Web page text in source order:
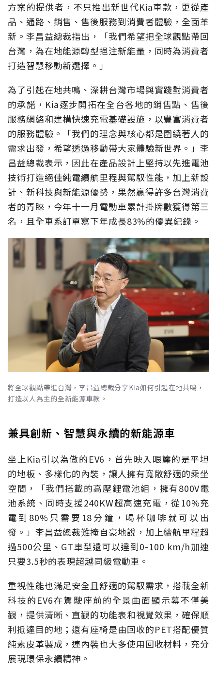
方案的提供者，不只推出新世代Kia車款，更從產
品、通路、銷售、售後服務到消費者體驗，全面革
新。李昌益總裁指出，「我們希望把全球觀點帶回
台灣，為在地能源轉型挹注新能量，同時為消費者
打造智慧移動新選擇。」
為了引起在地共鳴、深耕台灣市場與實踐對消費者
的承諾，Kia逐步開拓在全台各地的銷售點、售後
服務網絡和建構快速充電基礎設施，以豐富消費者
的服務體驗。「我們的理念與核心都是圍繞著人的
需求出發，希望透過移動帶大家體驗新世界。」李
昌益總裁表示，因此在產品設計上堅持以先進電池
技術打造絕佳純電續航里程與駕馭性能，加上新設
計、新科技與新能源優勢，果然贏得許多台灣消費
者的青睞，今年十一月電動車累計掛牌數獲得第三
名，且全車系訂單寫下年成長83%的優異紀錄。
將全球觀點帶進台灣，李昌益總裁分享Kia如何引起在地共鳴，
打造以人為主的全新能源車款。
兼具創新、智慧與永續的新能源車
坐上Kia引以為傲的EV6，首先映入眼簾的是平坦
的地板、多樣化的內裝，讓人擁有寬敞舒適的乘坐
空間，「我們搭載的高壓鋰電池組，擁有800V電
池系統、同時支援240KW超高速充電，從10%充
電到80%只需要18分鐘，喝杯咖啡就可以出
發。」李昌益總裁難掩自豪地說，加上續航里程超
過500公里、GT車型還可以達到0-100 km/h加速
只要3.5秒的表現超越同級電動車。
重視性能也滿足安全且舒適的駕馭需求，搭載全新
科技的EV6在駕駛座前的全景曲面顯示幕不僅美
觀，提供清晰、直觀的功能表和視覺效果，確保順
利抵達目的地；還有座椅是由回收的PET搭配優質
純素皮革製成，連內裝也大多使用回收材料，充分
展現環保永續精神。